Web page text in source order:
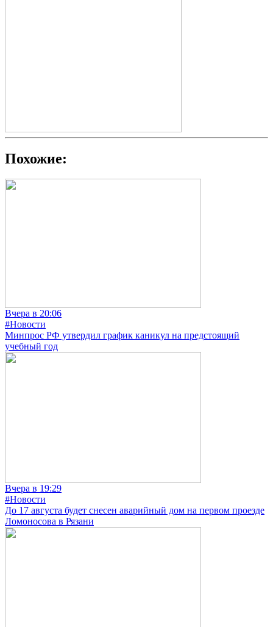
Похожие:
Вчера в 20:06
#Новости
Минпрос РФ утвердил график каникул на предстоящий
учебный год
Вчера в 19:29
#Новости
До 17 августа будет снесен аварийный дом на первом проезде
Ломоносова в Рязани